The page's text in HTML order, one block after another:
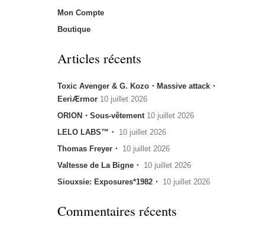
Mon Compte
Boutique
Articles récents
Toxic Avenger & G. Kozo・Massive attack・
EeriÆrmor 10 juillet 2026
ORION・Sous-vêtement 10 juillet 2026
LELO LABS™・ 10 juillet 2026
Thomas Freyer・ 10 juillet 2026
Valtesse de La Bigne・ 10 juillet 2026
Siouxsie: Exposures*1982・ 10 juillet 2026
Commentaires récents